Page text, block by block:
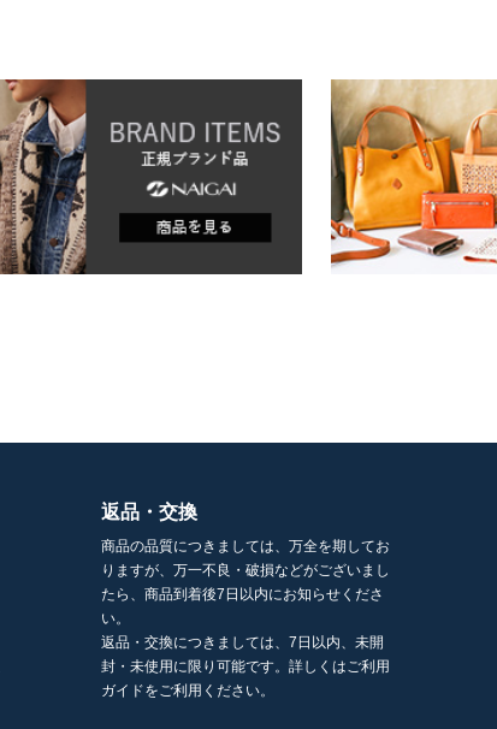
返品・交換
商品の品質につきましては、万全を期してお
りますが、万一不良・破損などがございまし
たら、商品到着後7日以内にお知らせくださ
い。
返品・交換につきましては、7日以内、未開
封・未使用に限り可能です。詳しくはご利用
ガイドをご利用ください。